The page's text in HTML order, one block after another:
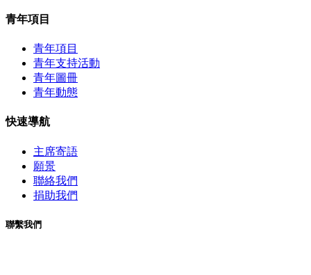
青年項目
青年項目
青年支持活動
青年圖冊
青年動態
快速導航
主席寄語
願景
聯絡我們
捐助我們
聯繫我們